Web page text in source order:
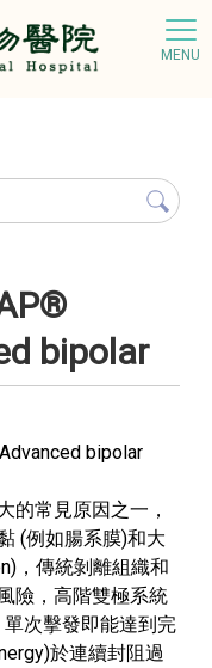
bipolar
bipolar
的常見原因之一，
(例如腸系膜)和大
，傳統剝離組織和
險，高階雙極系統
次擊發即能達到完
於連續封阻過